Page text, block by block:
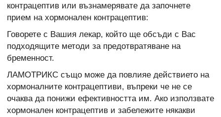
контрацептив или възнамерявате да започнете
прием на хормонален контрацептив:
Говорете с Вашия лекар, който ще обсъди с Вас
подходящите методи за предотвратяване на
бременност.
ЛАМОТРИКС също може да повлияе действието на
хормоналните контрацептиви, въпреки че не се
очаква да понижи ефективността им. Ако използвате
хормонален контрацептив и забележите някакви